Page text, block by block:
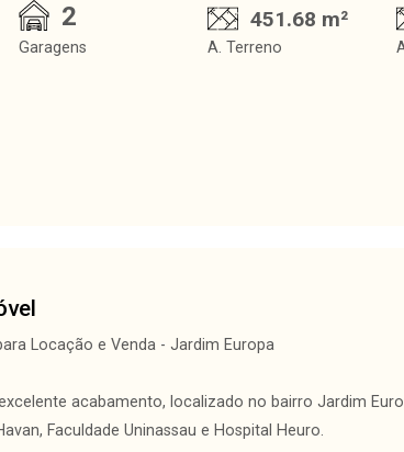
2
Garagens
451.68 m²
A. Terreno
Locação e Venda - Jardim Europa
acabamento, localizado no bairro Jardim
Faculdade Uninassau e Hospital Heuro.